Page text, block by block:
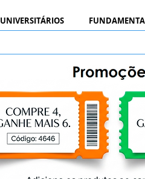
UNIVERSITÁRIOS